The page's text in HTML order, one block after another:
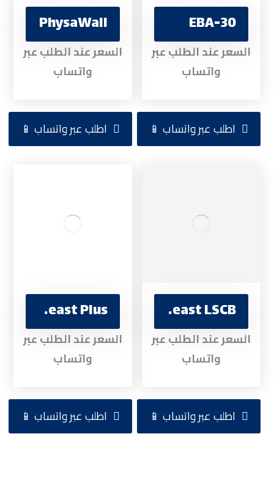
EBA-30
السعر عند الطلب عبر
واتساب
اطلب عبر واتساب 📱
PhysaWall
السعر عند الطلب عبر
واتساب
اطلب عبر واتساب 📱
PhysaYeast LSCB
السعر عند الطلب عبر
واتساب
اطلب عبر واتساب 📱
Ultra Yeast Plus
السعر عند الطلب عبر
واتساب
اطلب عبر واتساب 📱